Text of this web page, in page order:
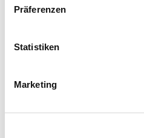
Präferenzen
Statistiken
Marketing
Ausstattung
Elektrische Seitenspiegel